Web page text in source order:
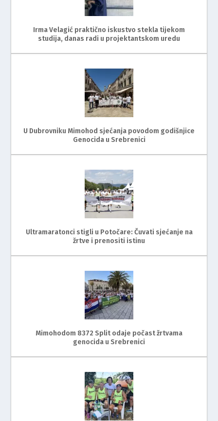
Irma Velagić praktično iskustvo stekla tijekom
studija, danas radi u projektantskom uredu
U Dubrovniku Mimohod sjećanja povodom godišnjice
Genocida u Srebrenici
Ultramaratonci stigli u Potočare: Čuvati sjećanje na
žrtve i prenositi istinu
Mimohodom 8372 Split odaje počast žrtvama
genocida u Srebrenici